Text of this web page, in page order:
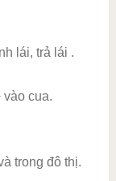
lái, trả lái .
cua.
trong đô thị.